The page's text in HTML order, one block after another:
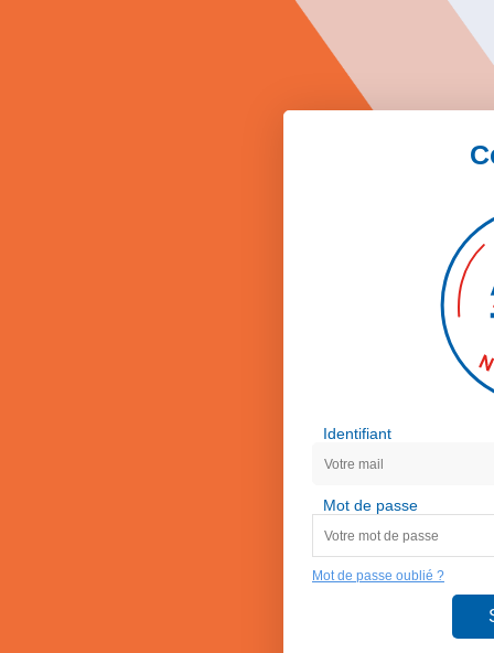
Identifiant
Mot de passe
Mot de passe oublié ?